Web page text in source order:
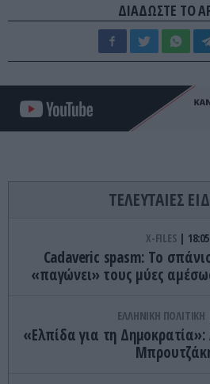
ΔΙΑΔΩΣΤΕ ΤΟ
ΤΕΛΕΥΤΑΙΕΣ
X-FILES 18:05
Cadaveric spasm: Το
«παγώνει» τους μύες
ΕΛΛΗΝΙΚΗ ΠΟΛΙΤΙΚΗ
«Ελπίδα για τη